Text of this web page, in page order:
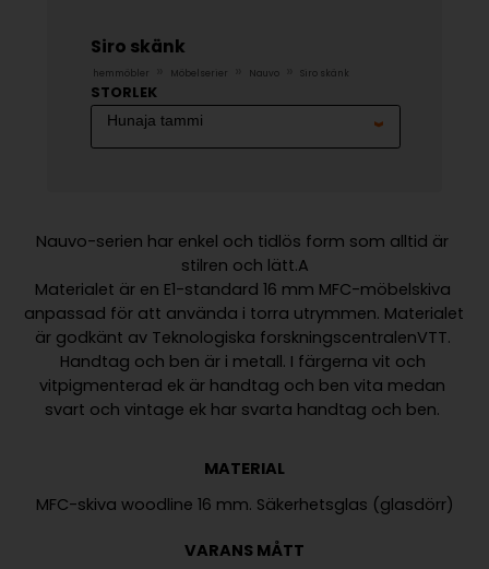
Siro skänk
hemmöbler Möbelserier Nauvo Siro skänk
STORLEK
MATERIAL
VARANS MÅTT